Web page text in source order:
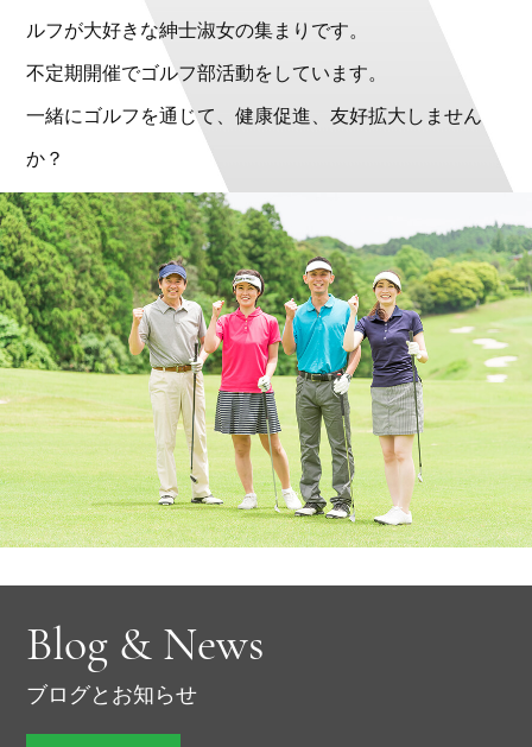
ルフが大好きな紳士淑女の集まりです。
不定期開催でゴルフ部活動をしています。
一緒にゴルフを通じて、健康促進、友好拡大しません
か？
Blog & News
ブログとお知らせ